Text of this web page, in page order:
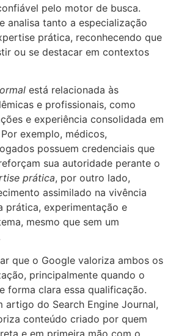
pelo motor de busca.
analisa tanto a especialização
prática, reconhecendo que
ou se destacar em contextos
está relacionada às
e profissionais, como
e experiência consolidada em
exemplo, médicos,
possuem credenciais que
sua autoridade perante o
prática, por outro lado,
assimilado na vivência
prática, experimentação e
mesmo que sem um
que o Google valoriza ambos os
principalmente quando o
forma clara essa qualificação.
artigo do Search Engine Journal,
conteúdo criado por quem
e em primeira mão com o